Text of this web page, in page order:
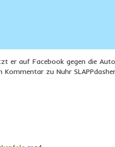
er auf Facebook gegen die
Kommentar zu Nuhr